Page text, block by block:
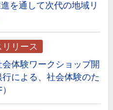
を通して次代の地域リ
リリース
体験ワークショップ開
による、社会体験のた